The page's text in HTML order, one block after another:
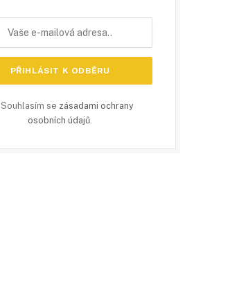
Souhlasím se zásadami ochrany
osobních údajů.